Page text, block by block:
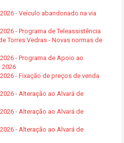
- Veículo abandonado na via
- Programa de Teleassistência
Torres Vedras - Novas normas de
- Programa de Apoio ao
2026
- Fixação de preços de venda
- Alteração ao Alvará de
- Alteração ao Alvará de
- Alteração ao Alvará de